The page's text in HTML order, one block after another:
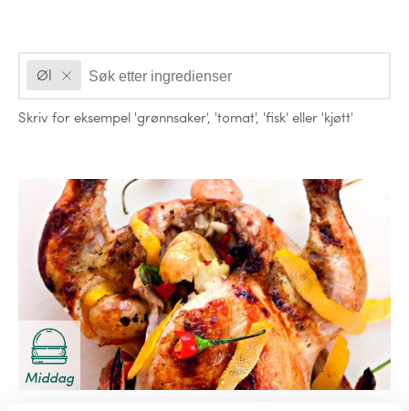
Ingredienser
Øl
Skriv for eksempel 'grønnsaker', 'tomat', 'fisk' eller 'kjøtt'
Oppskrifter
Middag